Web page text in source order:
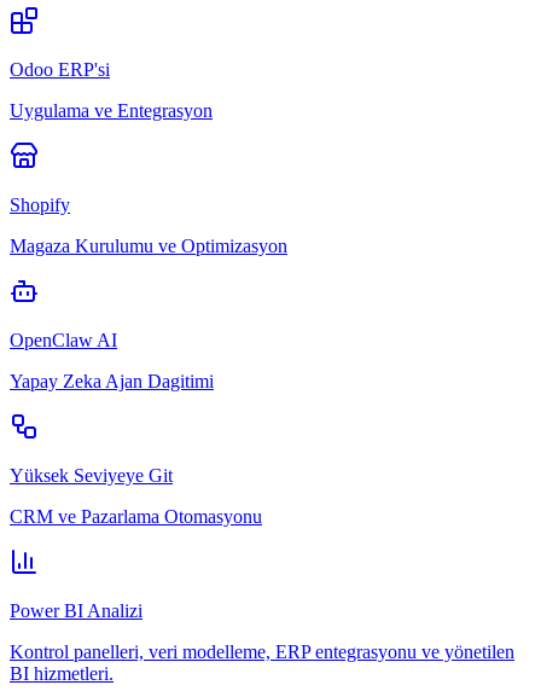
Odoo ERP'si
Uygulama ve Entegrasyon
Shopify
Magaza Kurulumu ve Optimizasyon
OpenClaw AI
Yapay Zeka Ajan Dagitimi
Yüksek Seviyeye Git
CRM ve Pazarlama Otomasyonu
Power BI Analizi
Kontrol panelleri, veri modelleme, ERP entegrasyonu ve yönetilen
BI hizmetleri.